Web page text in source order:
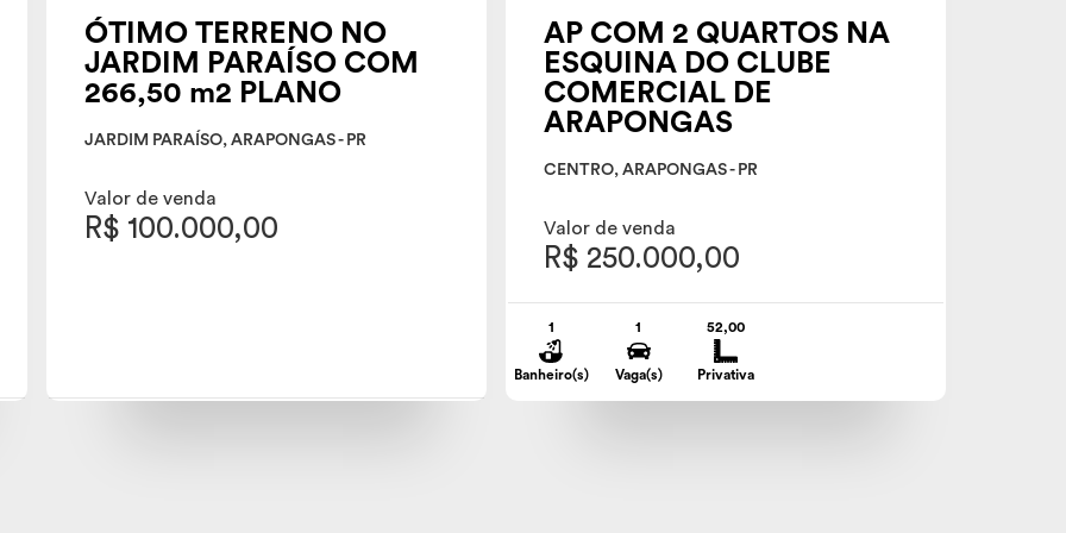
ÓTIMO TERRENO NO
JARDIM PARAÍSO COM
266,50 m2 PLANO
JARDIM PARAÍSO, ARAPONGAS - PR
Valor de venda
R$ 100.000,00
AP COM 2 QUARTOS NA
ESQUINA DO CLUBE
COMERCIAL DE
ARAPONGAS
CENTRO, ARAPONGAS - PR
Valor de venda
R$ 250.000,00
1
Banheiro(s)
1
Vaga(s)
52,00
Privativa